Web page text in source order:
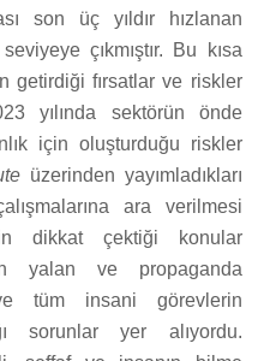
son üç yıldır hızlanan
çıkmıştır. Bu kısa
getirdiği fırsatlar ve riskler
yılında sektörün önde
için oluşturduğu riskler
üzerinden yayımladıkları
ara verilmesi
dikkat çektiği konular
yalan ve propaganda
tüm insani görevlerin
sorunlar yer alıyordu.